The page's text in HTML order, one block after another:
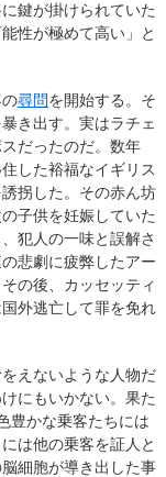
鍵が掛けられていた
性が極めて高い」と
尋問を開始する。そ
き出す。実はラチェ
だったのだ。数年
した裕福なイギリス
誘拐した。その赤ん坊
子供を妊娠していた
犯人の一味と誤解さ
悲劇に疲弊したアー
の後、カッセッティ
外逃亡して罪を免れ
えないような人物だ
にもいかない。果た
豊かな乗客たちには
は他の乗客を証人と
細胞が導き出した事